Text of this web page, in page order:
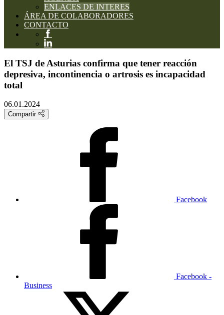
ENLACES DE INTERES
ÁREA DE COLABORADORES
CONTACTO
El TSJ de Asturias confirma que tener reacción
depresiva, incontinencia o artrosis es incapacidad
total
06.01.2024
Compartir
Facebook
Facebook -
Business